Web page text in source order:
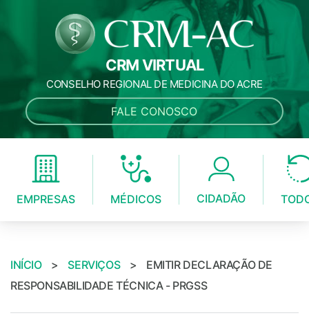
CRM VIRTUAL
CONSELHO REGIONAL DE MEDICINA DO ACRE
FALE CONOSCO
EMPRESAS MÉDICOS CIDADÃO
INÍCIO > SERVIÇOS >
EMITIR DECLARAÇÃO DE
RESPONSABILIDADE TÉCNICA - PRGSS